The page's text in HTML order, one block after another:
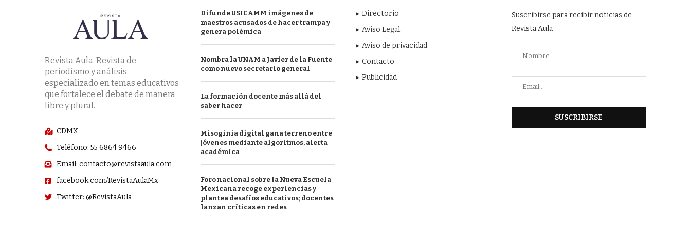
Revista Aula. Revista de
periodismo y análisis
especializado en temas educativos
que fortalece el debate de manera
libre y plural.
CDMX
Teléfono: 55 6864 9466
Email: contacto@revistaaula.com
facebook.com/RevistaAulaMx
Twitter: @RevistaAula
Difunde USICAMM imágenes de
maestros acusados de hacer trampa y
genera polémica
Nombra la UNAM a Javier de la Fuente
como nuevo secretario general
La formación docente más allá del
saber hacer
Misoginia digital gana terreno entre
jóvenes mediante algoritmos, alerta
académica
Foro nacional sobre la Nueva Escuela
Mexicana recoge experiencias y
plantea desafíos educativos; docentes
lanzan críticas en redes
Directorio
Aviso Legal
Aviso de privacidad
Contacto
Publicidad
Suscribirse para recibir noticias de
Revista Aula